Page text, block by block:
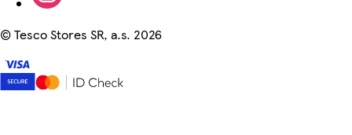
©Tesco Stores SR, a.s. 2026